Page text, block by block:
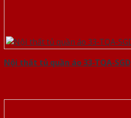
Nội thất tủ quần áo 33-TQA-SGD